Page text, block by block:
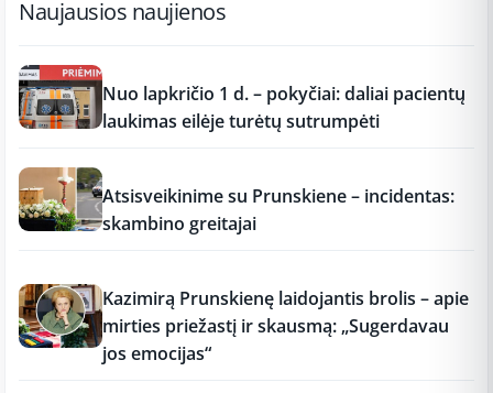
Naujausios naujienos
Nuo lapkričio 1 d. – pokyčiai: daliai pacientų
laukimas eilėje turėtų sutrumpėti
Atsisveikinime su Prunskiene – incidentas:
skambino greitajai
Kazimirą Prunskienę laidojantis brolis – apie
mirties priežastį ir skausmą: „Sugerdavau
jos emocijas“